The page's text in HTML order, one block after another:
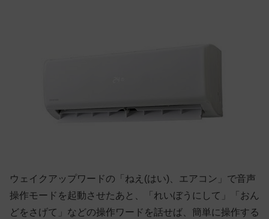
ウェイクアップワードの「ねえ(はい)、エアコン」で音声
操作モードを起動させたあと、「れいぼうにして」「おん
どをさげて」などの操作ワードを話せば、簡単に操作する